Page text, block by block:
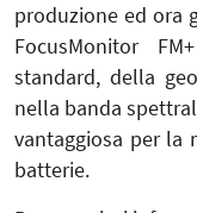
produzione ed ora
FocusMonitor
standard, della
nella banda
vantaggiosa per la
batterie.